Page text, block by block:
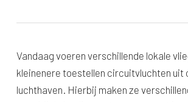
Vandaag voeren verschillende lokale
kleinenere toestellen circuitvluchten uit
luchthaven. Hierbij maken ze